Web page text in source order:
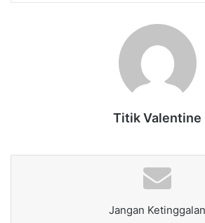
Titik Valentine
Jangan Ketinggalan